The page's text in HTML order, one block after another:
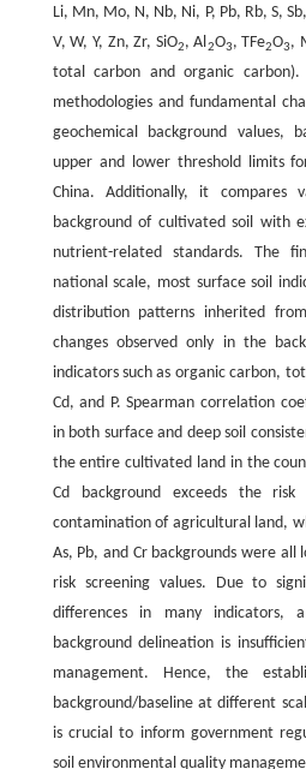
Li, Mn, Mo, N, Nb, Ni, P, Pb, Rb, S,
V, W, Y, Zn, Zr, SiO2, Al2O3, TFe2O3,
total carbon and organic
methodologies and fundamental
geochemical background values,
upper and lower threshold limits
China. Additionally, it compares
background of cultivated soil with
nutrient-related standards. The
national scale, most surface soil
distribution patterns inherited
changes observed only in the
indicators such as organic carbon,
Cd, and P. Spearman correlation
in both surface and deep soil
the entire cultivated land in the
Cd background exceeds the
contamination of agricultural land,
As, Pb, and Cr backgrounds were
risk screening values. Due to
differences in many indicators,
background delineation is
management. Hence, the
background/baseline at different
is crucial to inform government
soil environmental quality